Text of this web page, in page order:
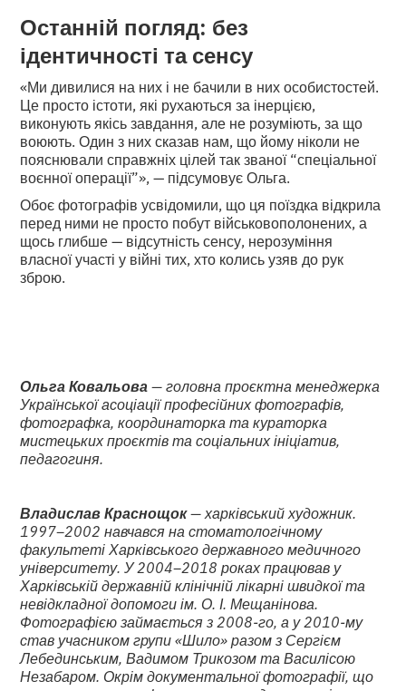
Останній погляд: без
ідентичності та сенсу
«Ми дивилися на них і не бачили в них особистостей.
Це просто істоти, які рухаються за інерцією,
виконують якісь завдання, але не розуміють, за що
воюють. Один з них сказав нам, що йому ніколи не
пояснювали справжніх цілей так званої “спеціальної
воєнної операції”», — підсумовує Ольга.
Обоє фотографів усвідомили, що ця поїздка відкрила
перед ними не просто побут військовополонених, а
щось глибше — відсутність сенсу, нерозуміння
власної участі у війні тих, хто колись узяв до рук
зброю.
Ольга Ковальова— головна проєктна менеджерка
Української асоціації професійних фотографів,
фотографка, координаторка та кураторка
мистецьких проєктів та соціальних ініціатив,
педагогиня.
Владислав Краснощок— харківський художник.
1997–2002 навчався на стоматологічному
факультеті Харківського державного медичного
університету. У 2004–2018 роках працював у
Харківській державній клінічній лікарні швидкої та
невідкладної допомоги ім. О. І. Мещанінова.
Фотографією займається з 2008-го, а у 2010-му
став учасником групи «Шило» разом з Сергієм
Лебединським, Вадимом Трикозом та Василісою
Незабаром. Окрім документальної фотографії, що